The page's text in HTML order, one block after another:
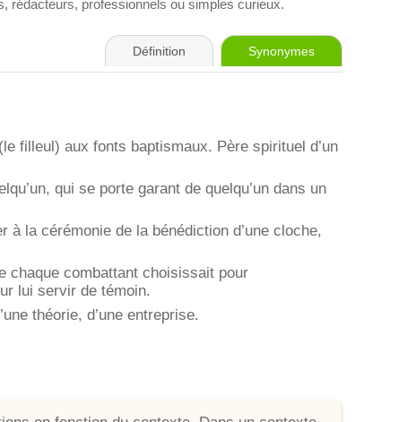
rédacteurs, professionnels ou simples curieux.
Définition Synonymes
filleul) aux fonts baptismaux. Père spirituel d’un
qui se porte garant de quelqu’un dans un
la cérémonie de la bénédiction d’une cloche,
chaque combattant choisissait pour
lui servir de témoin.
théorie, d’une entreprise.